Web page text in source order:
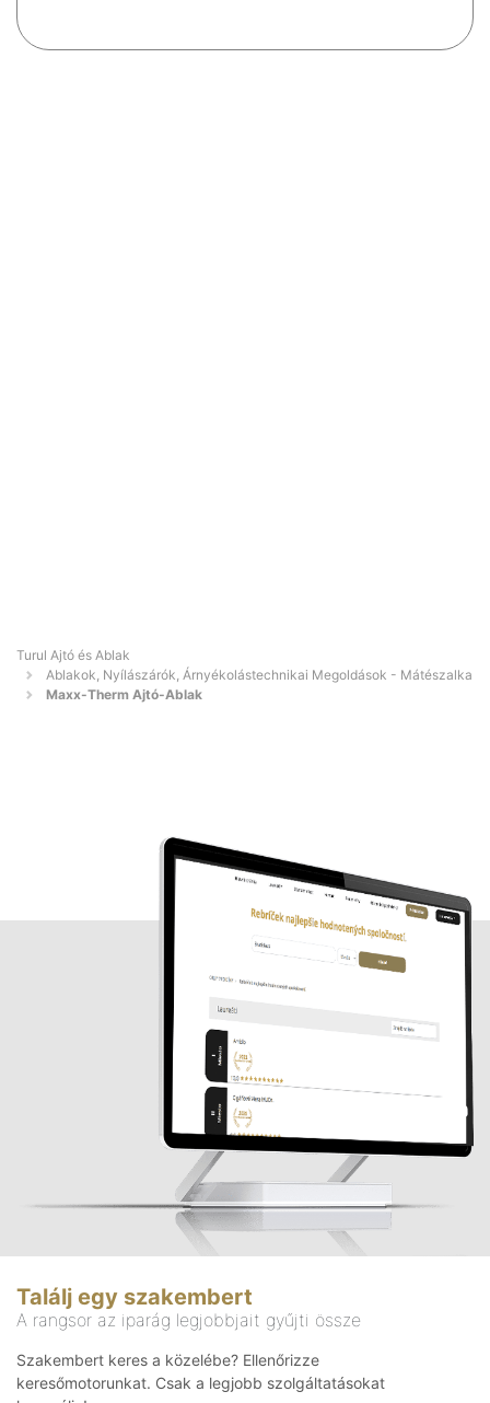
Turul Ajtó és Ablak
Ablakok, Nyílászárók, Árnyékolástechnikai Megoldások - Mátészalka
Maxx-Therm Ajtó-Ablak
Találj egy szakembert
A rangsor az iparág legjobbjait gyűjti össze
Szakembert keres a közelébe? Ellenőrizze
keresőmotorunkat. Csak a legjobb szolgáltatásokat